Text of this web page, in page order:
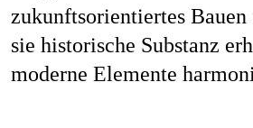
zukunftsorientiertes
sie historische Substanz
moderne Elemente